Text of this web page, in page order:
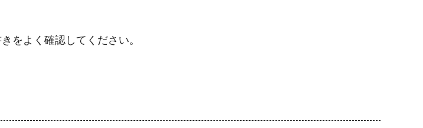
をよく確認してください。